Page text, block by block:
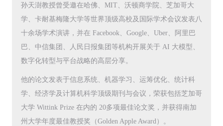
孙天澍教授曾受邀在哈佛、MIT、沃顿商学院、芝加哥大
学、卡耐基梅隆大学等世界顶级高校及国际学术会议发表八
十余场学术演讲，并在 Facebook、Google、Uber、阿里巴
巴、中信集团、人民日报集团等机构开展关于 AI 大模型、
数字化转型与平台战略的高层分享。
他的论文发表于信息系统、机器学习、运筹优化、统计科
学、经济学及计算机科学顶级期刊与会议，荣获包括芝加哥
大学 Wittink Prize 在内的 20多项最佳论文奖，并获得南加
州大学年度最佳教授奖（Golden Apple Award）。